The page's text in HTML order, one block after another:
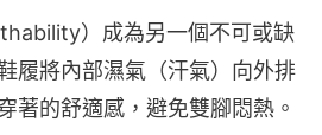
）成為另一個不可或缺
履將內部濕氣（汗氣）向外排
著的舒適感，避免雙腳悶熱。